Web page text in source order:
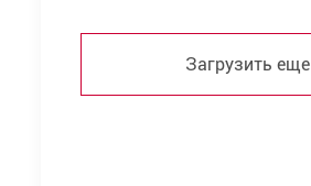
Загрузить еще